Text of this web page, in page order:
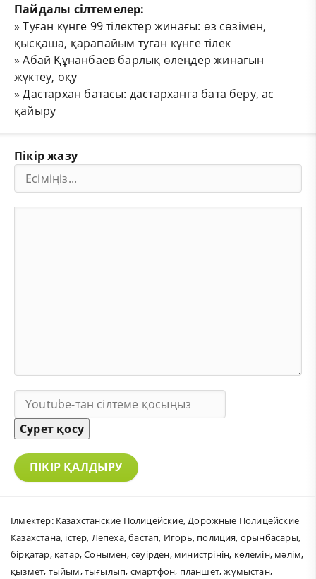
Пайдалы сілтемелер:
»Туған күнге 99 тілектер жинағы: өз сөзімен,
қысқаша, қарапайым туған күнге тілек
»Абай Құнанбаев барлық өлеңдер жинағын
жүктеу, оқу
»Дастархан батасы: дастарханға бата беру, ас
қайыру
Пікір жазу
Сурет қосу
ПІКІР ҚАЛДЫРУ
Ілмектер: Казахстанские Полицейские, Дорожные Полицейские
Казахстана, істер, Лепеха,бастап, Игорь, полиция, орынбасары,
бірқатар, қатар,Сонымен,сәуірден, министрінің, көлемін, мәлім,
қызмет, тыйым,тығылып, смартфон, планшет,жұмыстан,